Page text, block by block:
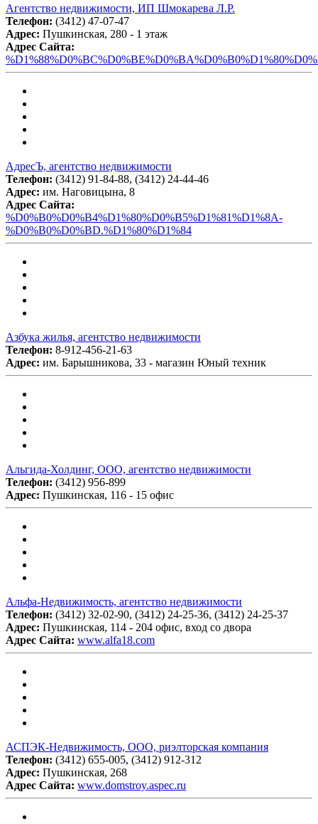
Агентство недвижимости, ИП Шмокарева Л.Р.
Телефон: (3412) 47-07-47
Адрес: Пушкинская, 280 - 1 этаж
Адрес Сайта:
АдресЪ, агентство недвижимости
Телефон: (3412) 91-84-88, (3412) 24-44-46
Адрес: им. Наговицына, 8
Адрес Сайта:
%D0%B0%D0%B4%D1%80%D0%B5%D1%81%D1%8A-
%D0%B0%D0%BD.%D1%80%D1%84
Азбука жилья, агентство недвижимости
Телефон: 8-912-456-21-63
Адрес: им. Барышникова, 33 - магазин Юный техник
Альгида-Холдинг, ООО, агентство недвижимости
Телефон: (3412) 956-899
Адрес: Пушкинская, 116 - 15 офис
Альфа-Недвижимость, агентство недвижимости
Телефон: (3412) 32-02-90, (3412) 24-25-36, (3412) 24-25-37
Адрес: Пушкинская, 114 - 204 офис, вход со двора
Адрес Сайта: www.alfa18.com
АСПЭК-Недвижимость, ООО, риэлторская компания
Телефон: (3412) 655-005, (3412) 912-312
Адрес: Пушкинская, 268
Адрес Сайта: www.domstroy.aspec.ru